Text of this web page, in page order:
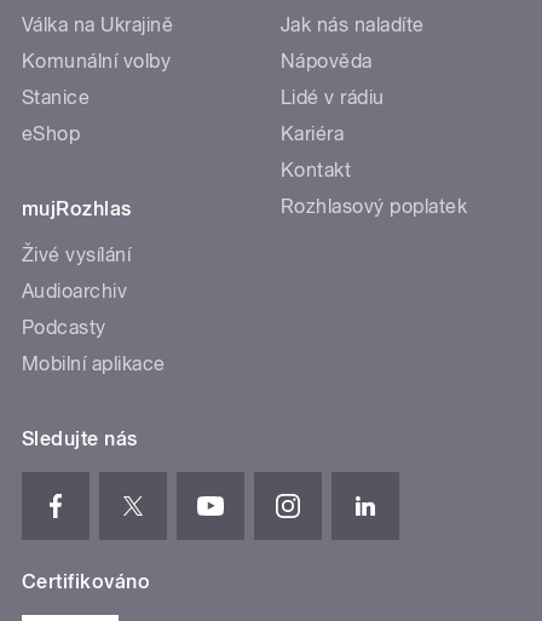
Válka na Ukrajině
Komunální volby
Stanice
eShop
mujRozhlas
Živé vysílání
Audioarchiv
Podcasty
Mobilní aplikace
Jak nás naladíte
Nápověda
Lidé v rádiu
Kariéra
Kontakt
Rozhlasový poplatek
Sledujte nás
Certifikováno